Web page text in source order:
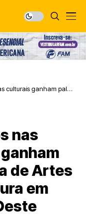
culturais ganham palco
nas
de Artes
em